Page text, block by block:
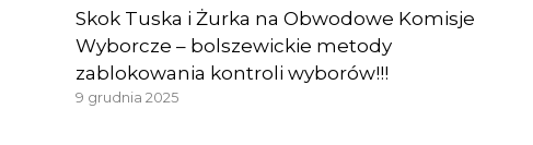
Skok Tuska i Żurka na Obwodowe Komisje
Wyborcze – bolszewickie metody
zablokowania kontroli wyborów!!!
9 grudnia 2025